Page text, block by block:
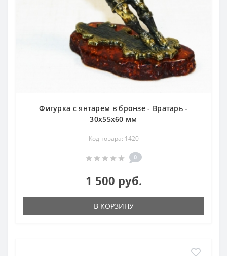
Фигурка с янтарем в бронзе - Вратарь -
30х55х60 мм
Код товара: 1420
0
1 500 руб.
В КОРЗИНУ